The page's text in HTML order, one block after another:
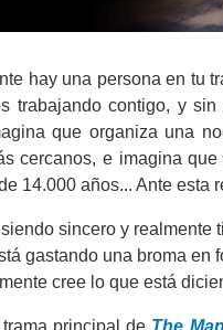
hay una persona en tu
trabajando contigo, y
que organiza una
cercanos, e imagina
14.000 años... Ante esta
sincero y realmente
gastando una broma en
cree lo que está
principal de The